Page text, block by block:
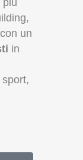
più
un
in